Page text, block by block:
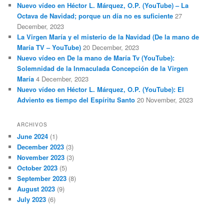
Nuevo vídeo en Héctor L. Márquez, O.P. (YouTube) – La
Octava de Navidad; porque un día no es suficiente 27
December, 2023
La Virgen María y el misterio de la Navidad (De la mano de
María TV – YouTube) 20 December, 2023
Nuevo vídeo en De la mano de María Tv (YouTube):
Solemnidad de la Inmaculada Concepción de la Virgen
María 4 December, 2023
Nuevo vídeo en Héctor L. Márquez, O.P. (YouTube): El
Adviento es tiempo del Espíritu Santo 20 November, 2023
ARCHIVOS
June 2024 (1)
December 2023 (3)
November 2023 (3)
October 2023 (5)
September 2023 (8)
August 2023 (9)
July 2023 (6)